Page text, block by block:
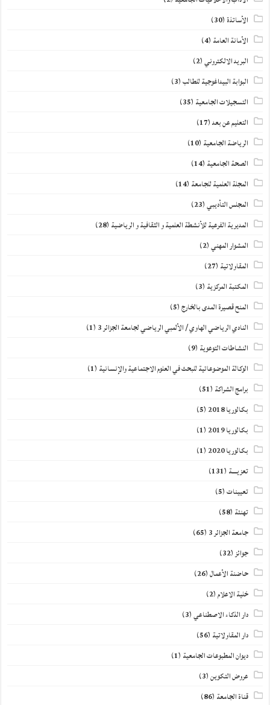
الأساتذة(30)
الأمانة العامة (4)
البريد الالكتروني(2)
البوابة البيداغوجية للطالب(3)
التسجيلات الجامعية (35)
التعليم عن بعد(17)
الرياضة الجامعية (10)
الصحة الجامعية (14)
المجلة العلمية للجامعة (14)
المجلس التأديبي(23)
المديرية الفرعية للأنشطة العلمية و الثقافية و الرياضية (28)
المشوار المهني(2)
المقاولاتية (27)
المكتبة المركزية (3)
المنح قصيرة المدى بالخارج(5)
النادي الرياضي الهاوي / الألمبي الرياضي لجامعة الجزائر 3 (1)
النشاطات التوعوية (9)
الوكالة الموضوعاتية للبحث في العلوم الاجتماعية والإنسانية (1)
برامج الشراكة (51)
بكالوريا 2018
(5)
بكالوريا 2019
(1)
بكالوريا 2020
(1)
تعزيــــة (131)
تعيينات(5)
تهنئة (58)
جامعة الجزائر 3 (65)
جوائز(32)
حاضنة الأعمال(26)
خلية الاعلام(2)
دار الذكاء الاصطناعي(3)
دار المقاولاتية (56)
ديوان المطبوعات الجامعية (1)
عروض التكوين(3)
قناة الجامعة (86)